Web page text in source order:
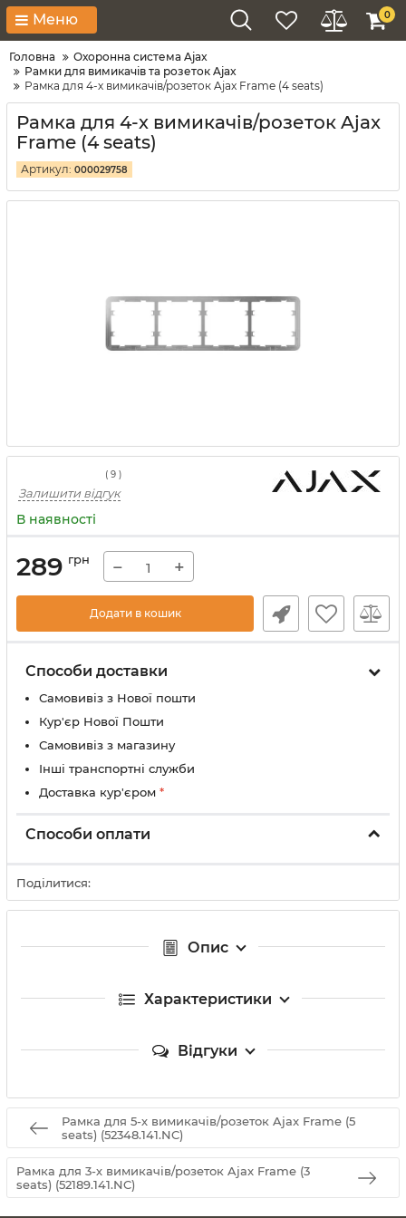
Меню 0
Головна
Охоронна система Ajax
Рамки для вимикачів та розеток Ajax
Рамка для 4-х вимикачів/розеток Ajax Frame (4 seats)
Рамка для 4-х вимикачів/розеток Ajax
Frame (4 seats)
Артикул: 000029758
( 9 )
Залишити відгук
В наявності
289 грн − +
Додати в кошик
Способи доставки
Самовивіз з Нової пошти
Кур'єр Нової Пошти
Самовивіз з магазину
Інші транспортні служби
Доставка кур'єром *
Способи оплати
Поділитися:
Опис
Характеристики
Відгуки
Рамка для 5-х вимикачів/розеток Ajax Frame (5
seats) (52348.141.NC)
Рамка для 3-х вимикачів/розеток Ajax Frame (3
seats) (52189.141.NC)